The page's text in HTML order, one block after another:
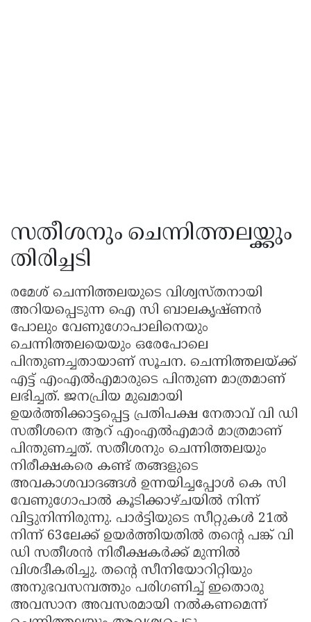
സതീശനും ചെന്നിത്തലയ്ക്കും
തിരിച്ചടി
രമേശ് ചെന്നിത്തലയുടെ വിശ്വസ്തനായി
അറിയപ്പെടുന്ന ഐ സി ബാലകൃഷ്ണൻ
പോലും വേണുഗോപാലിനെയും
ചെന്നിത്തലയെയും ഒരേപോലെ
പിന്തുണച്ചതായാണ് സൂചന. ചെന്നിത്തലയ്ക്ക്
എട്ട് എംഎൽഎമാരുടെ പിന്തുണ മാത്രമാണ്
ലഭിച്ചത്. ജനപ്രിയ മുഖമായി
ഉയർത്തിക്കാട്ടപ്പെട്ട പ്രതിപക്ഷ നേതാവ് വി ഡി
സതീശനെ ആറ് എംഎൽഎമാർ മാത്രമാണ്
പിന്തുണച്ചത്. സതീശനും ചെന്നിത്തലയും
നിരീക്ഷകരെ കണ്ട് തങ്ങളുടെ
അവകാശവാദങ്ങൾ ഉന്നയിച്ചപ്പോൾ കെ സി
വേണുഗോപാൽ കൂടിക്കാഴ്ചയിൽ നിന്ന്
വിട്ടുനിന്നിരുന്നു. പാർട്ടിയുടെ സീറ്റുകൾ 21ൽ
നിന്ന് 63ലേക്ക് ഉയർത്തിയതിൽ തൻ്റെ പങ്ക് വി
ഡി സതീശൻ നിരീക്ഷകർക്ക് മുന്നിൽ
വിശദീകരിച്ചു. തൻ്റെ സീനിയോറിറ്റിയും
അനുഭവസമ്പത്തും പരിഗണിച്ച് ഇതൊരു
അവസാന അവസരമായി നൽകണമെന്ന്